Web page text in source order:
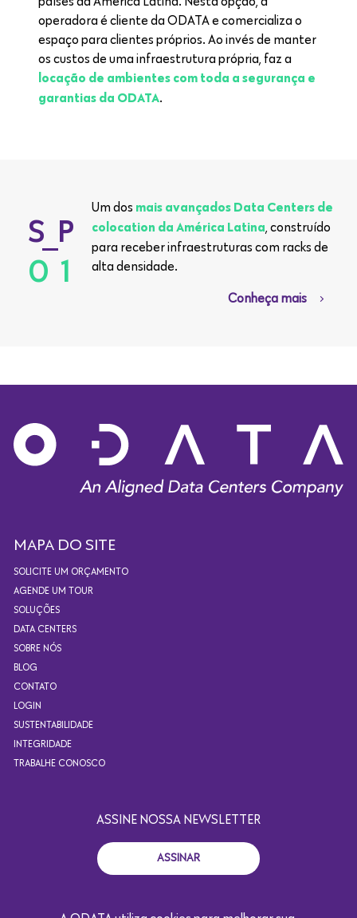
operadora é cliente da ODATA e comercializa o
espaço para clientes próprios. Ao invés de manter
os custos de uma infraestrutura própria, faz a
locação de ambientes com toda a segurança e
garantias da ODATA.
SP
01
Um dos mais avançados Data Centers de
colocation da América Latina , construído
para receber infraestruturas com racks de
alta densidade.
Conheça mais
MAPA DO SITE
SOLICITE UM ORÇAMENTO
AGENDE UM TOUR
SOLUÇÕES
DATA CENTERS
SOBRE NÓS
BLOG
CONTATO
LOGIN
SUSTENTABILIDADE
INTEGRIDADE
TRABALHE CONOSCO
ASSINE NOSSA NEWSLETTER
ASSINAR